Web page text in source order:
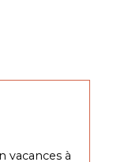
vacances à